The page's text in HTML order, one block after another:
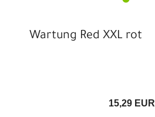
Wartung Red XXL rot
15,29 EUR